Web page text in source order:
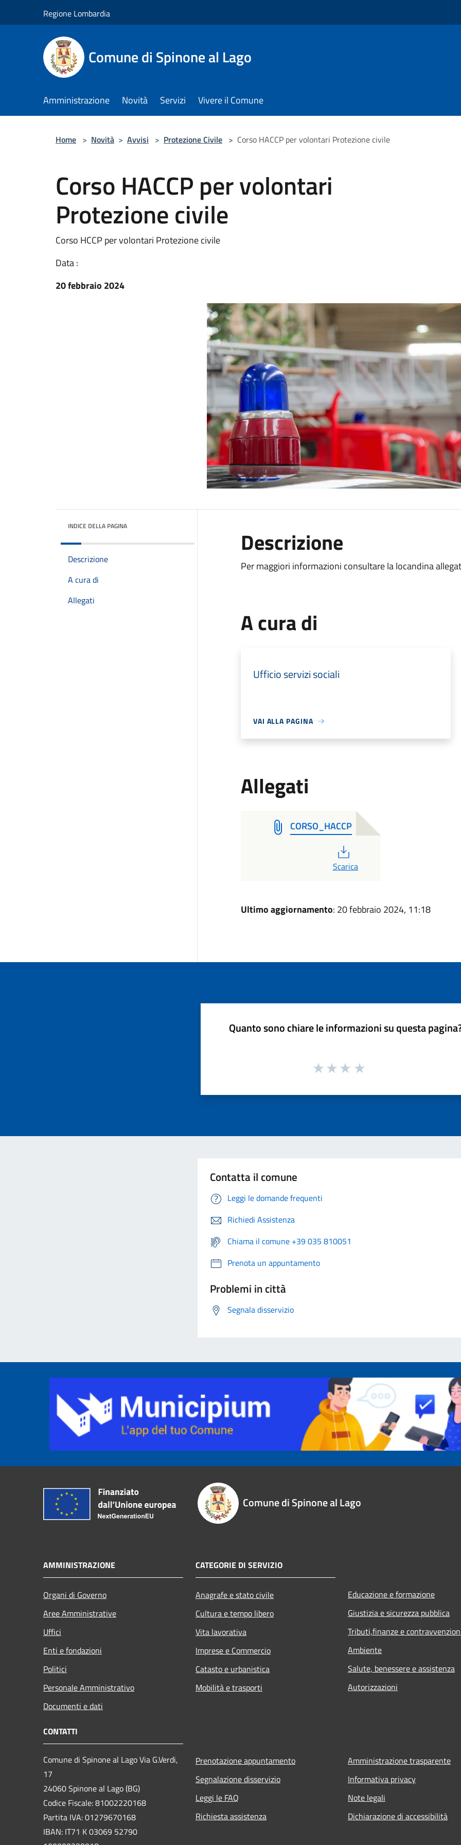
Regione Lombardia
Comune di Spinone al Lago
Amministrazione Novità Servizi Vivere il Comune
Home > Novità > Avvisi > Protezione Civile > Corso HACCP per volontari Protezione civile
Corso HACCP per volontari
Protezione civile
Corso HCCP per volontari Protezione civile
Data :
20 febbraio 2024
INDICE DELLA PAGINA
Descrizione
A cura di
Allegati
Descrizione
Per maggiori informazioni consultare la locandina
A cura di
Ufficio servizi sociali
VAI ALLA PAGINA
Allegati
CORSO_HACCP
Scarica
Ultimo aggiornamento: 20 febbraio 2024, 11:18
Quanto sono chiare le informazioni su questa
Contatta il comune
Leggi le domande frequenti
Richiedi Assistenza
Chiama il comune +39 035 810051
Prenota un appuntamento
Problemi in città
Segnala disservizio
Comune di Spinone al Lago
AMMINISTRAZIONE
Organi di Governo
Aree Amministrative
Uffici
Enti e fondazioni
Politici
Personale Amministrativo
Documenti e dati
CATEGORIE DI SERVIZIO
Anagrafe e stato civile
Cultura e tempo libero
Vita lavorativa
Imprese e Commercio
Catasto e urbanistica
Mobilità e trasporti
Educazione e formazione
Giustizia e sicurezza pubblica
Tributi,finanze e
Ambiente
Salute, benessere e assistenza
Autorizzazioni
CONTATTI
Comune di Spinone al Lago Via G.Verdi,
17
24060 Spinone al Lago (BG)
Codice Fiscale: 81002220168
Partita IVA: 01279670168
IBAN: IT71 K 03069 52790
Prenotazione appuntamento
Segnalazione disservizio
Leggi le FAQ
Richiesta assistenza
Amministrazione trasparente
Informativa privacy
Note legali
Dichiarazione di accessibilità